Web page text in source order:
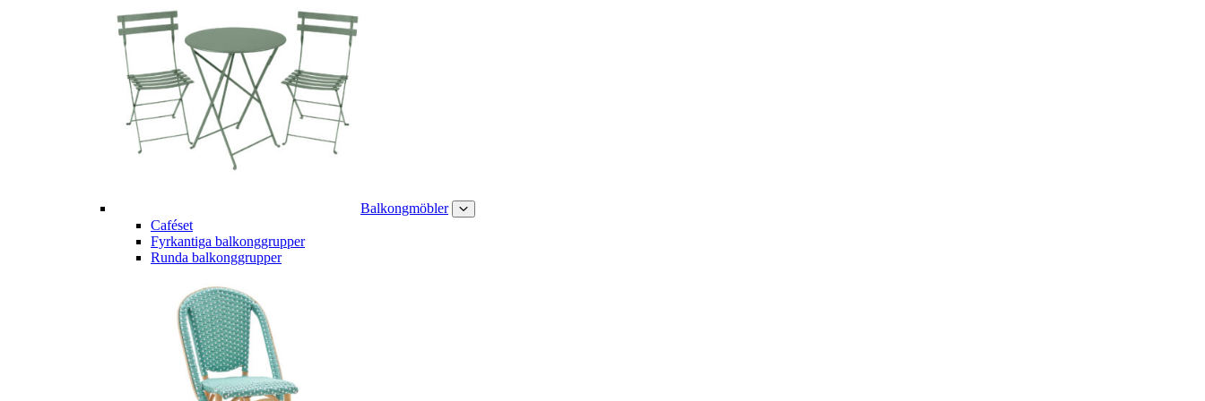
Balkongmöbler
Caféset
Fyrkantiga balkonggrupper
Runda balkonggrupper